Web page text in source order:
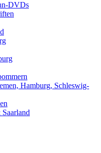
DVDs
Hamburg, Schleswig-